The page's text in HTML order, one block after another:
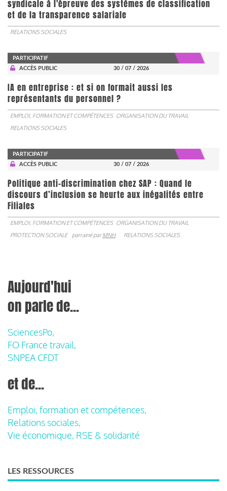
syndicale à l'épreuve des systèmes de classification
et de la transparence salariale
RELATIONS SOCIALES
PARTICIPATIF
ACCÈS PUBLIC
30 / 07 / 2026
IA en entreprise : et si on formait aussi les
représentants du personnel ?
EMPLOI, FORMATION ET COMPÉTENCES ORGANISATION DU TRAVAIL
RELATIONS SOCIALES
PARTICIPATIF
ACCÈS PUBLIC
30 / 07 / 2026
Politique anti-discrimination chez SAP : Quand le
discours d’inclusion se heurte aux inégalités entre
Filiales
EMPLOI, FORMATION ET COMPÉTENCES ORGANISATION DU TRAVAIL
PROTECTION SOCIALE
parrainé parMNH RELATIONS SOCIALES
Aujourd'hui
on parle de...
SciencesPo,
FO France travail,
SNPEA CFDT
et de...
Emploi, formation et compétences,
Relations sociales,
Vie économique, RSE & solidarité
LES RESSOURCES